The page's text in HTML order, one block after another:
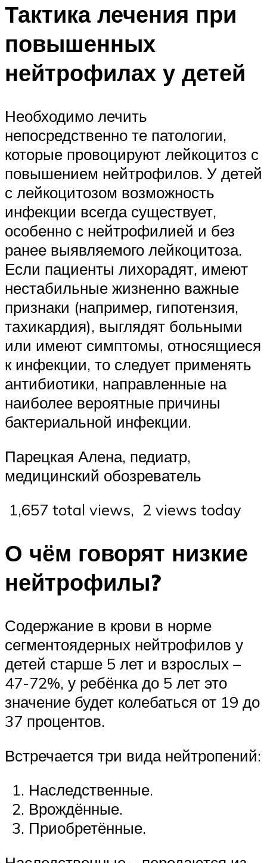
Тактика лечения при
повышенных
нейтрофилах у детей
Необходимо лечить
непосредственно те патологии,
которые провоцируют лейкоцитоз с
повышением нейтрофилов. У детей
с лейкоцитозом возможность
инфекции всегда существует,
особенно с нейтрофилией и без
ранее выявляемого лейкоцитоза.
Если пациенты лихорадят, имеют
нестабильные жизненно важные
признаки (например, гипотензия,
тахикардия), выглядят больными
или имеют симптомы, относящиеся
к инфекции, то следует применять
антибиотики, направленные на
наиболее вероятные причины
бактериальной инфекции.
Парецкая Алена, педиатр,
медицинский обозреватель
1,657 total views, 2 views today
О чём говорят низкие
нейтрофилы?
Содержание в крови в норме
сегментоядерных нейтрофилов у
детей старше 5 лет и взрослых –
47-72%, у ребёнка до 5 лет это
значение будет колебаться от 19 до
37 процентов.
Встречается три вида нейтропений:
Наследственные.
Врождённые.
Приобретённые.